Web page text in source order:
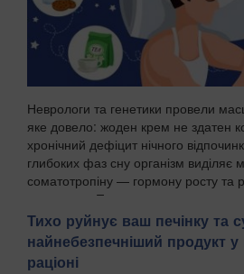
Неврологи та генетики провели
яке довело: жоден крем не здатен
хронічний дефіцит нічного
глибоких фаз сну організм виділяє
соматотропіну — гормону росту та
передають Пат...
Тихо руйнує ваш печінку та
найнебезпечніший продукт
раціоні